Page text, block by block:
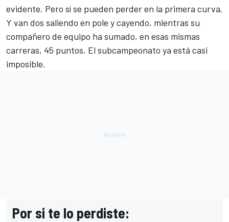
evidente. Pero sí se pueden perder en la primera curva.
Y van dos saliendo en pole y cayendo, mientras su
compañero de equipo ha sumado, en esas mismas
carreras, 45 puntos. El subcampeonato ya está casi
imposible.
Por si te lo perdiste: